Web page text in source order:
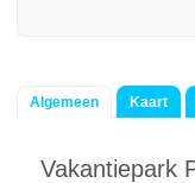
Algemeen Kaart
Vakantiepark